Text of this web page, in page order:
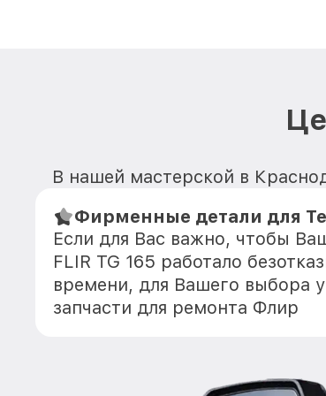
В нашей мастерской в
Фирменные детали для
Если для Вас важно, чтобы
FLIR TG 165 работало
времени, для Вашего выбора
запчасти для ремонта Флир